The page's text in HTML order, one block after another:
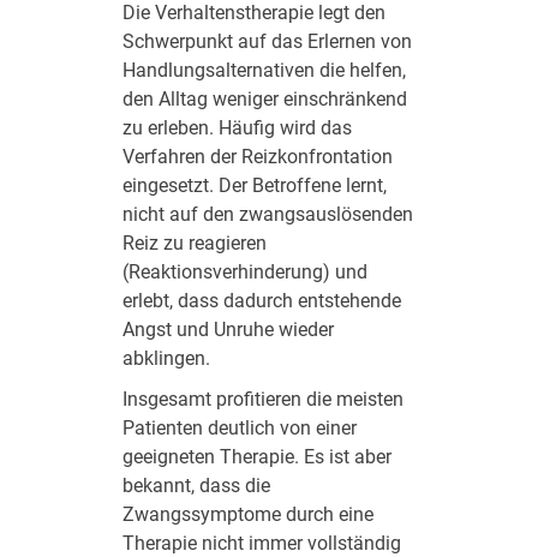
Die Verhaltenstherapie legt den
Schwerpunkt auf das Erlernen von
Handlungsalternativen die helfen,
den Alltag weniger einschränkend
zu erleben. Häufig wird das
Verfahren der Reizkonfrontation
eingesetzt. Der Betroffene lernt,
nicht auf den zwangsauslösenden
Reiz zu reagieren
(Reaktionsverhinderung) und
erlebt, dass dadurch entstehende
Angst und Unruhe wieder
abklingen.
Insgesamt profitieren die meisten
Patienten deutlich von einer
geeigneten Therapie. Es ist aber
bekannt, dass die
Zwangssymptome durch eine
Therapie nicht immer vollständig